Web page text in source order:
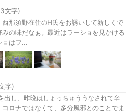
文字)
那須野在住のH氏をお誘いして新しくで
の味だなぁ。最近はラーショを見かける
ョはフ...
字)
出し、昨晩はしょっちゅううなされて辛
ロナではなくて、多分風邪とのことでま